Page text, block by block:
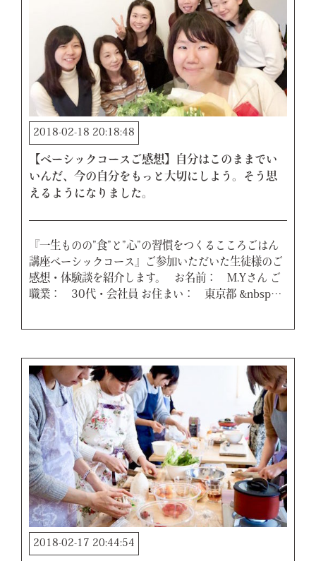
2018-02-18 20:18:48
【ベーシックコースご感想】自分はこのままでい
いんだ、今の自分をもっと大切にしよう。そう思
えるようになりました。
『一生ものの”食”と”心”の習慣をつくるこころごはん
講座ベーシックコース』ご参加いただいた生徒様のご
感想・体験談を紹介します。 お名前： M.Yさん ご
職業： 30代・会社員 お住まい： 東京都 &nbsp…
2018-02-17 20:44:54